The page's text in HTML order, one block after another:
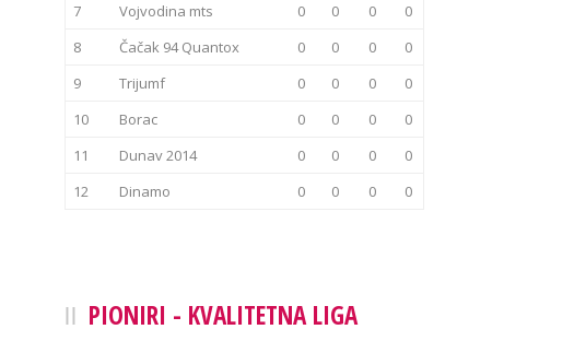
7
Vojvodina mts 0 0 0
0
8
Čačak 94 Quantox 0 0 0
0
9
Trijumf 0 0 0
0
10
Borac 0 0 0
0
11
Dunav 2014 0 0 0
0
12
Dinamo 0 0 0 0
PIONIRI - KVALITETNA LIGA